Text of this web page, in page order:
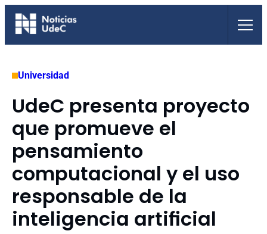
Saltar
Universidad
UdeC presenta proyecto
que promueve el
pensamiento
computacional y el uso
responsable de la
inteligencia artificial